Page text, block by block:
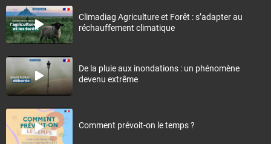
Climadiag Agriculture et Forêt : s’adapter au
réchauffement climatique
De la pluie aux inondations : un phénomène
devenu extrême
Comment prévoit-on le temps ?